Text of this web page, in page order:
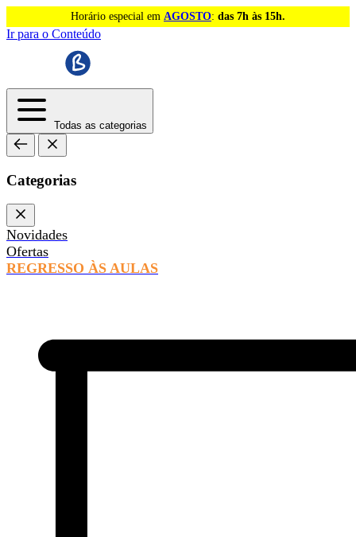
Horário especial em AGOSTO: das 7h às 15h.
Ir para o Conteúdo
Todas as categorias
Categorias
Novidades
Ofertas
REGRESSO ÀS AULAS